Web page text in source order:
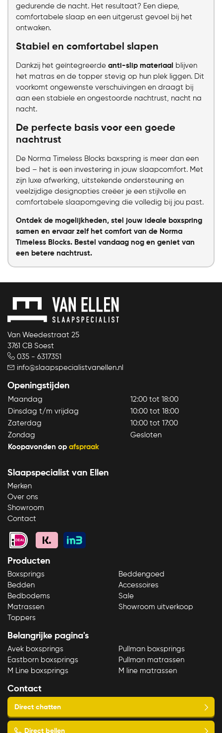
gedurende de nacht. Het resultaat? Een diepe,
comfortabele slaap en een uitgerust gevoel bij het
ontwaken.
Stabiel en comfortabel slapen
Dankzij het geïntegreerde anti-slip materiaal
blijven
het matras en de topper stevig op hun plek liggen. Dit
voorkomt ongewenste verschuivingen en draagt bij
aan een stabiele en ongestoorde nachtrust, nacht na
nacht.
De perfecte basis voor een goede
nachtrust
De Norma Timeless Blocks boxspring is meer dan een
bed – het is een investering in jouw slaapcomfort. Met
zijn luxe afwerking, uitstekende ondersteuning en
veelzijdige designopties creëer je een stijlvolle en
comfortabele slaapomgeving die volledig bij jou past.
Ontdek de mogelijkheden, stel jouw ideale boxspring
samen en ervaar zelf het comfort van de Norma
Timeless Blocks. Bestel vandaag nog en geniet van
een betere nachtrust.
Van Weedestraat 25
3761 CB Soest
035 - 6317351
info@slaapspecialistvanellen.nl
Openingstijden
Maandag
12:00 tot 18:00
Dinsdag t/m vrijdag
10:00 tot 18:00
Zaterdag
10:00 tot 17:00
Zondag
Gesloten
Koopavonden op afspraak
Slaapspecialist van Ellen
Merken
Over ons
Showroom
Contact
Producten
Boxsprings
Bedden
Bedbodems
Matrassen
Toppers
Beddengoed
Accessoires
Sale
Showroom uitverkoop
Belangrijke pagina's
Avek boxsprings
Eastborn boxsprings
M Line boxsprings
Pullman boxsprings
Pullman matrassen
M line matrassen
Contact